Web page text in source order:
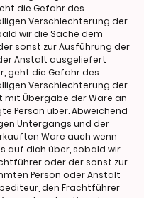
die Gefahr des
Verschlechterung der
wir die Sache dem
sonst zur Ausführung der
Anstalt ausgeliefert
geht die Gefahr des
Verschlechterung der
Übergabe der Ware an
Person über. Abweichend
Untergangs und der
Ware auch wenn
auf dich über, sobald wir
oder der sonst zur
Person oder Anstalt
den Frachtführer